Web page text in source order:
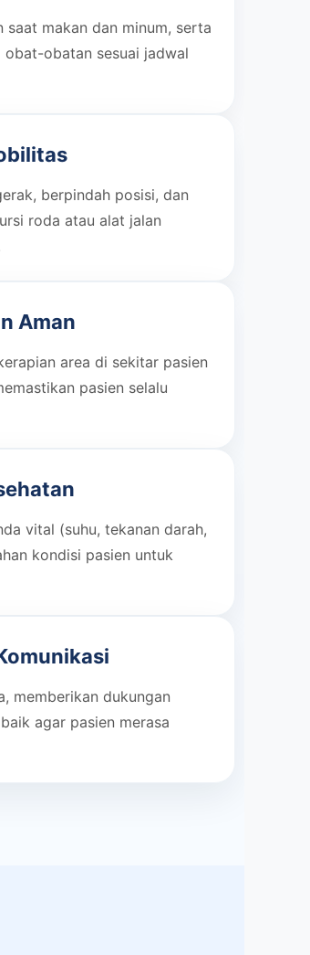
saat makan dan minum, serta
obat-obatan sesuai jadwal
berpindah posisi, dan
roda atau alat jalan
Aman
area di sekitar pasien
pasien selalu
vital (suhu, tekanan darah,
kondisi pasien untuk
memberikan dukungan
agar pasien merasa